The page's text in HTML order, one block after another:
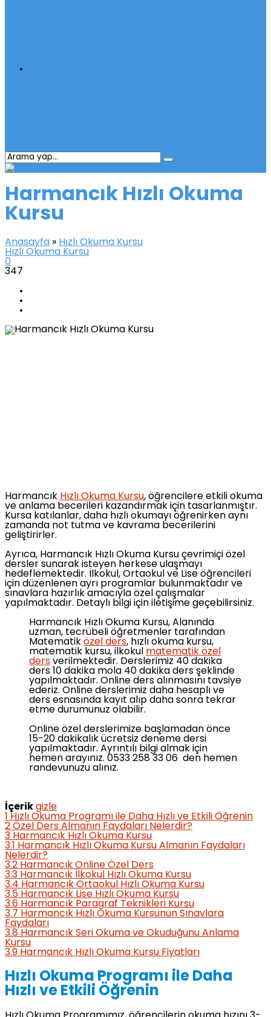
Harmancık Hızlı Okuma
Kursu
Anasayfa » Hızlı Okuma Kursu
Hızlı Okuma Kursu
0
347
Harmancık Hızlı Okuma Kursu, öğrencilere etkili okuma
ve anlama becerileri kazandırmak için tasarlanmıştır.
Kursa katılanlar, daha hızlı okumayı öğrenirken aynı
zamanda not tutma ve kavrama becerilerini
geliştirirler.
Ayrıca, Harmancık Hızlı Okuma Kursu çevrimiçi özel
dersler sunarak isteyen herkese ulaşmayı
hedeflemektedir. İlkokul, Ortaokul ve Lise öğrencileri
için düzenlenen ayrı programlar bulunmaktadır ve
sınavlara hazırlık amacıyla özel çalışmalar
yapılmaktadır. Detaylı bilgi için iletişime geçebilirsiniz.
Harmancık Hızlı Okuma Kursu, Alanında
uzman, tecrübeli öğretmenler tarafından
Matematik özel ders, hızlı okuma kursu,
matematik kursu, ilkokul matematik özel
ders verilmektedir. Derslerimiz 40 dakika
ders 10 dakika mola 40 dakika ders şeklinde
yapılmaktadır. Online ders alınmasını tavsiye
ederiz. Online derslerimiz daha hesaplı ve
ders esnasında kayıt alıp daha sonra tekrar
etme durumunuz olabilir.
Online özel derslerimize başlamadan önce
15-20 dakikalık ücretsiz deneme dersi
yapılmaktadır. Ayrıntılı bilgi almak için
hemen arayınız. 0533 258 33 06 den hemen
randevunuzu alınız.
İçerik gizle
Hızlı Okuma Programı ile Daha Hızlı ve Etkili Öğrenin
2 Özel Ders Almanın Faydaları Nelerdir?
3 Harmancık Hızlı Okuma Kursu
3.1
Harmancık Hızlı Okuma Kursu Almanın Faydaları
Nelerdir?
3.2 Harmancık Online Özel Ders
3.3 Harmancık İlkokul Hızlı Okuma Kursu
3.4 Harmancık Ortaokul Hızlı Okuma Kursu
3.5 Harmancık Lise Hızlı Okuma Kursu
3.6 Harmancık Paragraf Teknikleri Kursu
3.7 Harmancık Hızlı Okuma Kursunun Sınavlara
Faydaları
3.8 Harmancık Seri Okuma ve Okuduğunu Anlama
Kursu
3.9 Harmancık Hızlı Okuma Kursu Fiyatları
Hızlı Okuma Programı ile Daha
Hızlı ve Etkili Öğrenin